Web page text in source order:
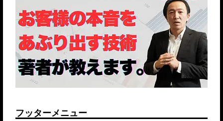
フッターメニュー